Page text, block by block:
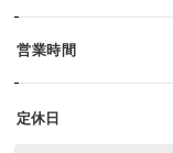
営業時間
定休日